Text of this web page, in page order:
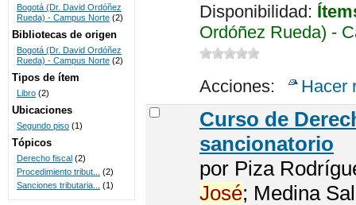
Disponibilidad:
Ordóñez Rueda) -
Acciones: Hacer
Curso de
sancionatorio
por Piza
José; Medina
Bogotá (Dr. David Ordóñez
Rueda) - Campus Norte (2)
Bibliotecas de origen
Bogotá (Dr. David Ordóñez
Rueda) - Campus Norte (2)
Tipos de ítem
Libro (2)
Ubicaciones
Segundo piso (1)
Tópicos
Derecho fiscal (2)
Procedimiento tribut...
(2)
Sanciones tributaria... (1)